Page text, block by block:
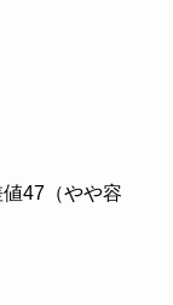
47（やや容